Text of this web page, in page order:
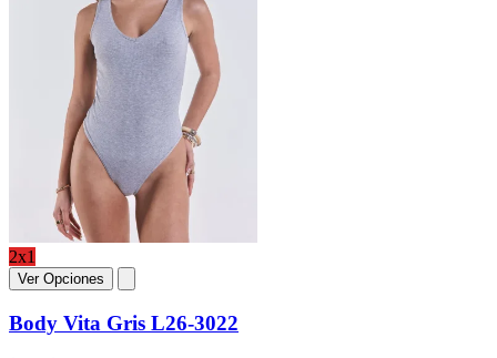
2x1
Ver Opciones
Body Vita Gris L26-3022